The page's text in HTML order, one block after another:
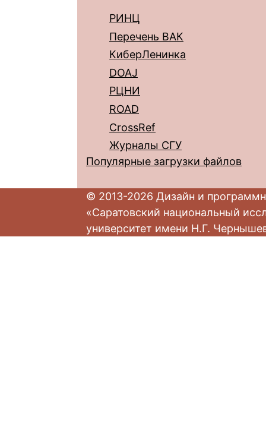
РИНЦ
Перечень ВАК
КиберЛенинка
DOAJ
РЦНИ
ROAD
CrossRef
Журналы СГУ
Популярные загрузки файлов
© 2013-2026 Дизайн и
«Саратовский национальный
университет имени Н.Г.